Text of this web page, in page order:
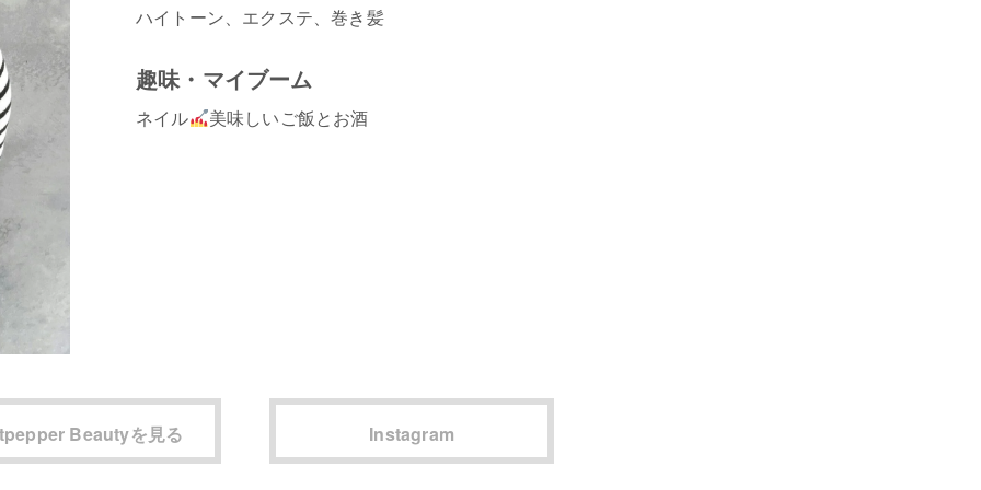
ハイトーン、エクステ、巻き髪
趣味・マイブーム
ネイル 美味しいご飯とお酒
Beautyを見る Instagram